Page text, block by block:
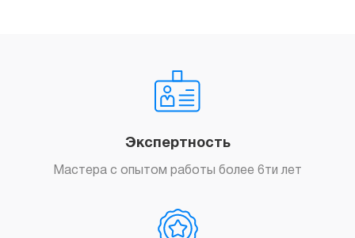
Экспертность
Мастера с опытом работы более 6ти лет